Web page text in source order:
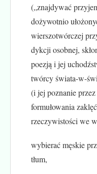
(„znajdywać
dożywotnio
wierszotwórczej
dykcji osobnej,
poezją i jej
twórcy świata-w-
(i jej poznanie
formułowania
rzeczywistości we
wybierać męskie
tłum,